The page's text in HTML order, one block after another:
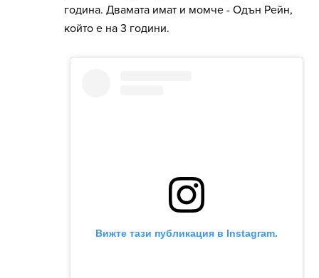
година. Двамата имат и момче - Одън Рейн,
който е на 3 години.